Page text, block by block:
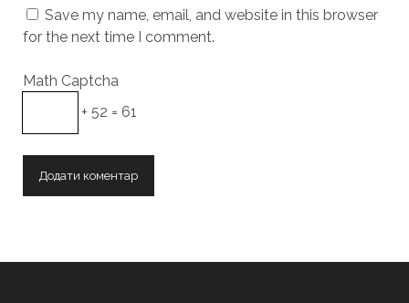
Save my name, email, and website in this browser
for the next time I comment.
Math Captcha
+ 52 = 61